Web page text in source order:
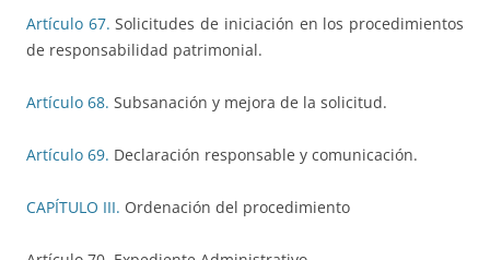
Artículo 67. Solicitudes de iniciación en los procedimientos
de responsabilidad patrimonial.
Artículo 68. Subsanación y mejora de la solicitud.
Artículo 69. Declaración responsable y comunicación.
CAPÍTULO III. Ordenación del procedimiento